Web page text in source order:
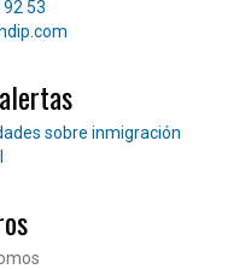
de página
92 53
sobre inmigración